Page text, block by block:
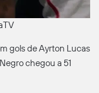
gols de Ayrton Lucas
chegou a 51